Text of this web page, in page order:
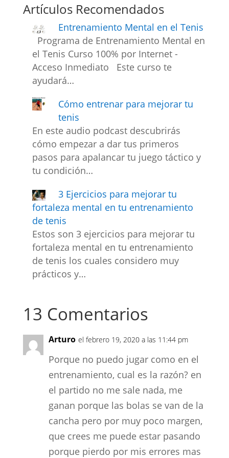
Artículos Recomendados
Entrenamiento Mental en el Tenis
Programa de Entrenamiento Mental en
el Tenis Curso 100% por Internet -
Acceso Inmediato Este curso te
ayudará…
Cómo entrenar para mejorar tu
tenis
En este audio podcast descubrirás
cómo empezar a dar tus primeros
pasos para apalancar tu juego táctico y
tu condición…
3 Ejercicios para mejorar tu
fortaleza mental en tu entrenamiento
de tenis
Estos son 3 ejercicios para mejorar tu
fortaleza mental en tu entrenamiento
de tenis los cuales considero muy
prácticos y…
13 Comentarios
Arturo el febrero 19, 2020 a las 11:44 pm
Porque no puedo jugar como en el
entrenamiento, cual es la razón? en
el partido no me sale nada, me
ganan porque las bolas se van de la
cancha pero por muy poco margen,
que crees me puede estar pasando
porque pierdo por mis errores mas